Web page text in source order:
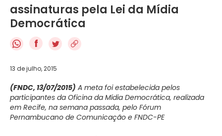
assinaturas pela Lei da Mídia
Democrática
f
13 de julho, 2015
(FNDC, 13/07/2015) A meta foi estabelecida pelos
participantes da Oficina da Mídia Democrática, realizada
em Recife, na semana passada, pelo Fórum
Pernambucano de Comunicação e FNDC-PE